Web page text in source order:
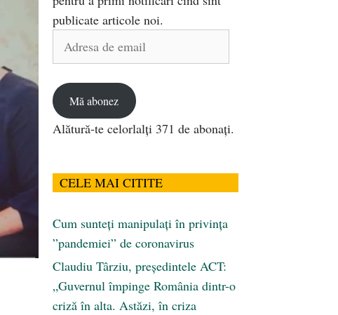
publicate articole noi.
Adresa
Mă abonez
Alătură-te celorlalți 371 de abonați.
CELE MAI CITITE
Cum sunteți manipulați în privința
”pandemiei” de coronavirus
Claudiu Târziu, președintele ACT:
„Guvernul împinge România dintr-o
criză în alta. Astăzi, în criza